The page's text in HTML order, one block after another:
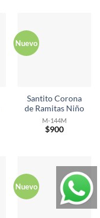
Nuevo
Santito Corona
de Ramitas Niño
M-144M
$900
Nuevo